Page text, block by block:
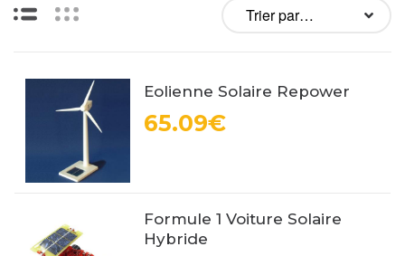
Liste
Eolienne Solaire Repower
65.09€
Formule 1 Voiture Solaire
Hybride